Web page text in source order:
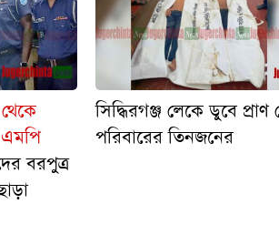
বরপুত্র
সিদ্ধিরগঞ্জ লেকে ডুবে
পরিবারের তিনজনের